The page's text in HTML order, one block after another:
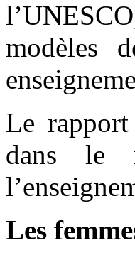
modèles
Le
dans le
Les